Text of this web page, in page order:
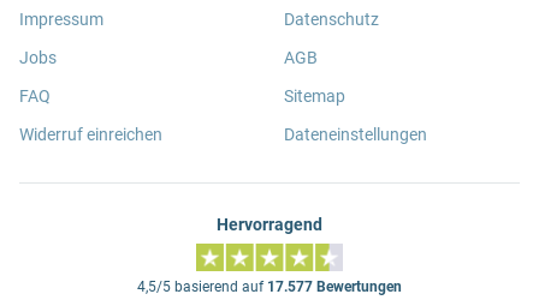
Impressum
Jobs
FAQ
Widerruf einreichen
Datenschutz
AGB
Sitemap
Dateneinstellungen
Hervorragend
4,5/5 basierend auf 17.577 Bewertungen